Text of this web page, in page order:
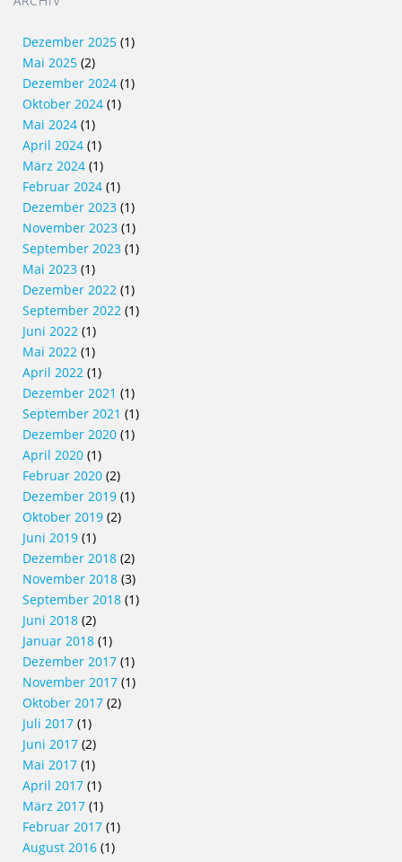
Dezember 2025 (1)
Mai 2025 (2)
Dezember 2024 (1)
Oktober 2024 (1)
Mai 2024 (1)
April 2024 (1)
März 2024 (1)
Februar 2024 (1)
Dezember 2023 (1)
November 2023 (1)
September 2023 (1)
Mai 2023 (1)
Dezember 2022 (1)
September 2022 (1)
Juni 2022 (1)
Mai 2022 (1)
April 2022 (1)
Dezember 2021 (1)
September 2021 (1)
Dezember 2020 (1)
April 2020 (1)
Februar 2020 (2)
Dezember 2019 (1)
Oktober 2019 (2)
Juni 2019 (1)
Dezember 2018 (2)
November 2018 (3)
September 2018 (1)
Juni 2018 (2)
Januar 2018 (1)
Dezember 2017 (1)
November 2017 (1)
Oktober 2017 (2)
Juli 2017 (1)
Juni 2017 (2)
Mai 2017 (1)
April 2017 (1)
März 2017 (1)
Februar 2017 (1)
August 2016 (1)